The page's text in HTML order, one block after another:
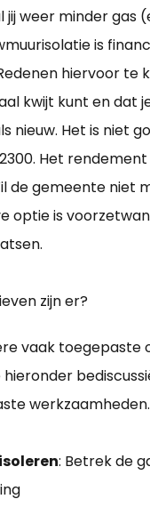
jij weer minder gas
is
hiervoor te
kwijt kunt en dat
nieuw. Het is niet
Het
de gemeente niet
optie is
zijn er?
vaak toegepaste
werkzaamheden.
: Betrek de